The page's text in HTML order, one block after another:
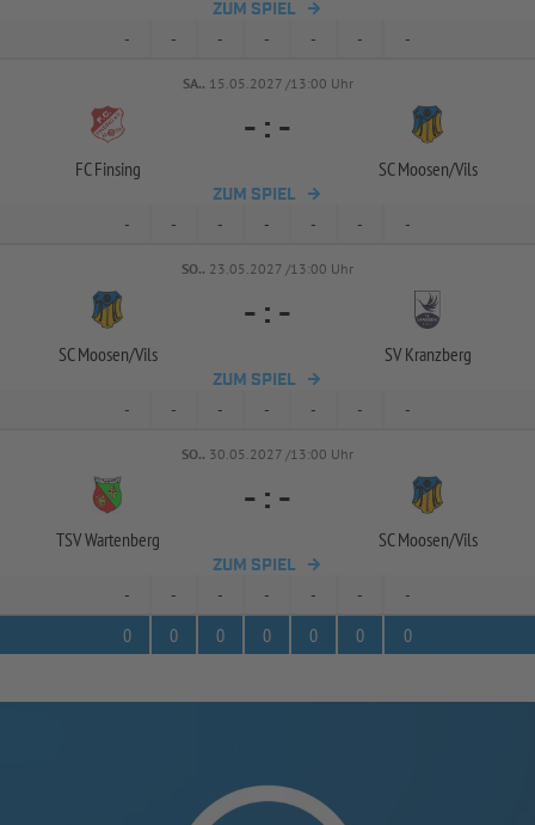
ZUM SPIEL
- - - - - - -
SA.. 15.05.2027 /13:00 Uhr
FC Finsing
- : -
SC Moosen/Vils
ZUM SPIEL
- - - - - - -
SO.. 23.05.2027 /13:00 Uhr
SC Moosen/Vils
- : -
SV Kranzberg
ZUM SPIEL
- - - - - - -
SO.. 30.05.2027 /13:00 Uhr
TSV Wartenberg
- : -
SC Moosen/Vils
ZUM SPIEL
- - - - - -
-
0
0 0 0 0 0 0